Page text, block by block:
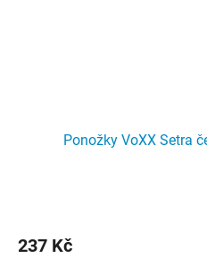
Ponožky VoXX Setra
237 Kč